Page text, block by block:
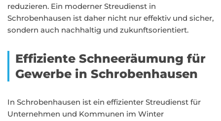
reduzieren. Ein moderner Streudienst in
Schrobenhausen ist daher nicht nur effektiv und sicher,
sondern auch nachhaltig und zukunftsorientiert.
Effiziente Schneeräumung für
Gewerbe in Schrobenhausen
In Schrobenhausen ist ein effizienter Streudienst für
Unternehmen und Kommunen im Winter